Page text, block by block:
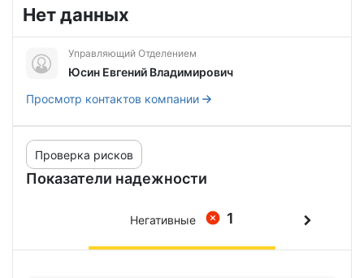
Нет данных
Управляющий Отделением
Юсин Евгений Владимирович
Просмотр контактов компании
Показатели надежности
Проверка рисков
1
Негативные